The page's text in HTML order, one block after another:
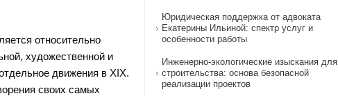
относительно
художественной и
движения в XIX.
своих самых
Юридическая поддержка от адвоката
Екатерины Ильиной: спектр услуг и
особенности работы
Инженерно-экологические изыскания для
строительства: основа безопасной
реализации проектов